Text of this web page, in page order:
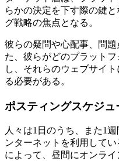
らかの決定を下す際の鍵
グ戦略の焦点となる。
彼らの疑問や心配事、問
た、彼らがどのプラット
し、それらのウェブサイ
る必要がある。
ポスティングスケジュ
人々は1日のうち、また1
ンターネットを利用して
によって、昼間にオンラ